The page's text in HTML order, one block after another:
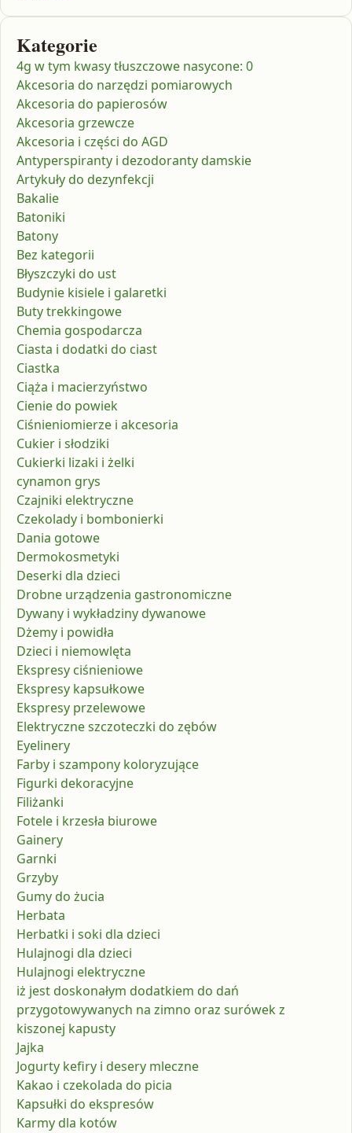
Kategorie
4g w tym kwasy tłuszczowe nasycone: 0
Akcesoria do narzędzi pomiarowych
Akcesoria do papierosów
Akcesoria grzewcze
Akcesoria i części do AGD
Antyperspiranty i dezodoranty damskie
Artykuły do dezynfekcji
Bakalie
Batoniki
Batony
Bez kategorii
Błyszczyki do ust
Budynie kisiele i galaretki
Buty trekkingowe
Chemia gospodarcza
Ciasta i dodatki do ciast
Ciastka
Ciąża i macierzyństwo
Cienie do powiek
Ciśnieniomierze i akcesoria
Cukier i słodziki
Cukierki lizaki i żelki
cynamon grys
Czajniki elektryczne
Czekolady i bombonierki
Dania gotowe
Dermokosmetyki
Deserki dla dzieci
Drobne urządzenia gastronomiczne
Dywany i wykładziny dywanowe
Dżemy i powidła
Dzieci i niemowlęta
Ekspresy ciśnieniowe
Ekspresy kapsułkowe
Ekspresy przelewowe
Elektryczne szczoteczki do zębów
Eyelinery
Farby i szampony koloryzujące
Figurki dekoracyjne
Filiżanki
Fotele i krzesła biurowe
Gainery
Garnki
Grzyby
Gumy do żucia
Herbata
Herbatki i soki dla dzieci
Hulajnogi dla dzieci
Hulajnogi elektryczne
iż jest doskonałym dodatkiem do dań
przygotowywanych na zimno oraz surówek z
kiszonej kapusty
Jajka
Jogurty kefiry i desery mleczne
Kakao i czekolada do picia
Kapsułki do ekspresów
Karmy dla kotów